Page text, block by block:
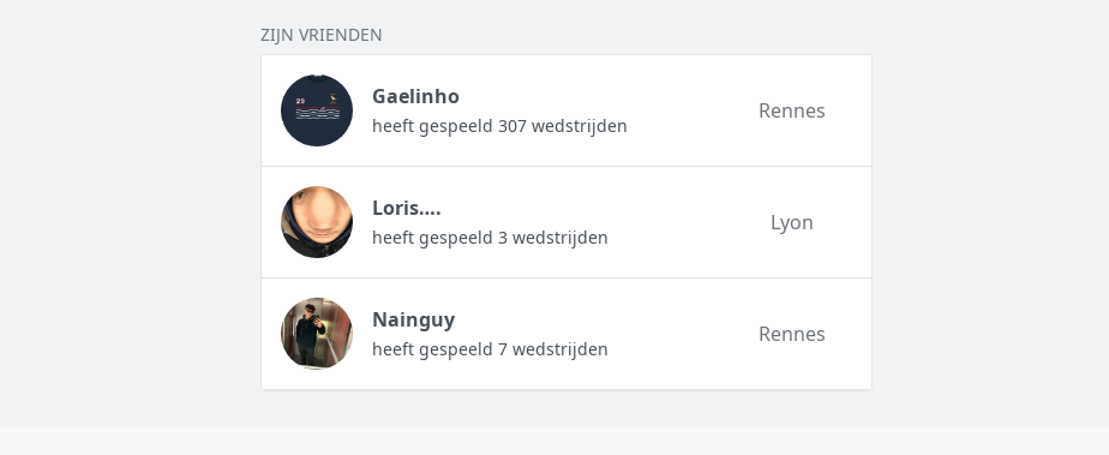
ZIJN VRIENDEN
Gaelinho
heeft gespeeld 307 wedstrijden
Rennes
Loris….
heeft gespeeld 3 wedstrijden
Lyon
Nainguy
heeft gespeeld 7 wedstrijden
Rennes